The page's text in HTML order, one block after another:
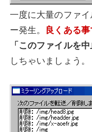
一度に大量のファ
ー発生。
良くある
「このファイルを中
しちゃいましょう。